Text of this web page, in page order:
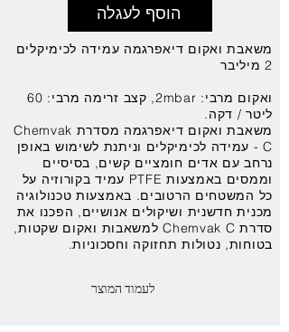
הוסף לעגלה
משאבת ואקום דיאפרגמה עמידה לכימיקלים
2 מיליבר
ואקום מרבי: 2mbar, קצב זרימה מרבי: 60
ליטר / דקה.
משאבת ואקום דיאפרגמה מסדרת Chemvak
C - עמידה לכימיקלים וניתנת לשימוש באופן
נרחב עם אדים חומציים קשים, בסיסיים
וממסים באמצעות PTFE עמיד בקורוזיה על
כל המשטחים הרטובים. באמצעות טכנולוגיה
מכנית חדשנית ושיקולים אנושיים, הפכנו את
סדרת Chemvak C למשאבות ואקום שקטות,
בטוחות, נטולות תחזוקה וחסכוניות.
לעמוד המוצר